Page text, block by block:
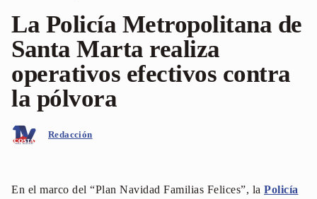
La Policía Metropolitana de
Santa Marta realiza
operativos efectivos contra
la pólvora
Redacción
En el marco del “Plan Navidad Familias Felices”, la Policía